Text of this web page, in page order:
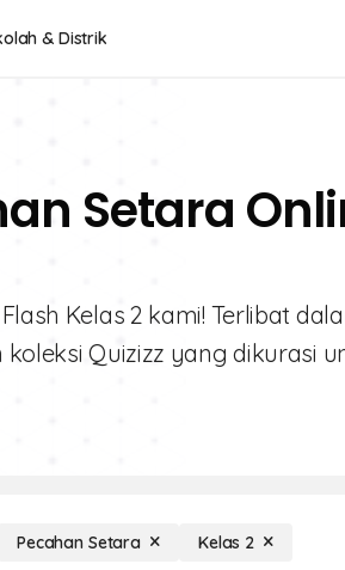
& Distrik
Setara
Kelas 2 kami! Terlibat
Quizizz yang dikurasi
Pecahan Setara Kelas 2